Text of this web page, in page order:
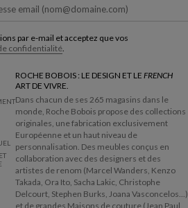
par e-mail et acceptez que vos
confidentialité
ROCHE BOBOIS : LE DESIGN ET LE FRENCH
ART DE VIVRE.
Dans chacun de ses 265 magasins dans le
monde, Roche Bobois propose des collections
originales, une fabrication exclusivement
Européenne et un haut niveau de
personnalisation. Des meubles conçus en
collaboration avec des designers et des
artistes de renom (Marcel Wanders, Kenzo
Takada, Ora Ito, Sacha Lakic, Christophe
Delcourt, Stephen Burks, Joana Vasconcelos...)
et de grandes Maisons de couture (Jean Paul